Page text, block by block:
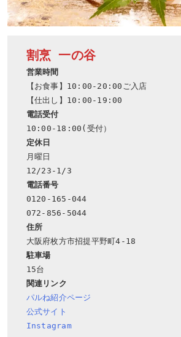
割烹 一の谷
営業時間
【お食事】10:00-20:00ご入店
電話受付
定休日
月曜日
電話番号
0120-165-044
住所
駐車場
関連リンク
パルね紹介ページ
公式サイト
Instagram